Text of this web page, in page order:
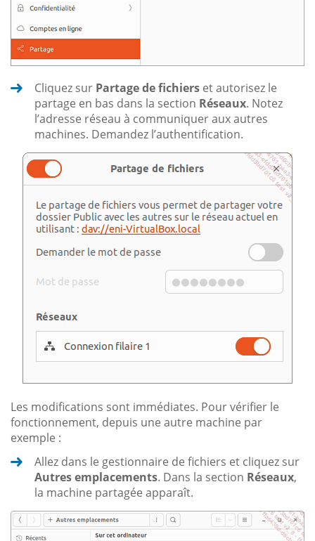
Cliquez sur Partage de fichiers et autorisez le
partage en bas dans la section Réseaux. Notez
l’adresse réseau à communiquer aux autres
machines. Demandez l’authentification.
Les modifications sont immédiates. Pour vérifier le
fonctionnement, depuis une autre machine par
exemple :
Allez dans le gestionnaire de fichiers et cliquez sur
Autres emplacements. Dans la section Réseaux,
la machine partagée apparaît.